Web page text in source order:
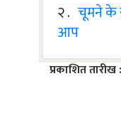
२ . चूमने के
आप
प्रकाशित